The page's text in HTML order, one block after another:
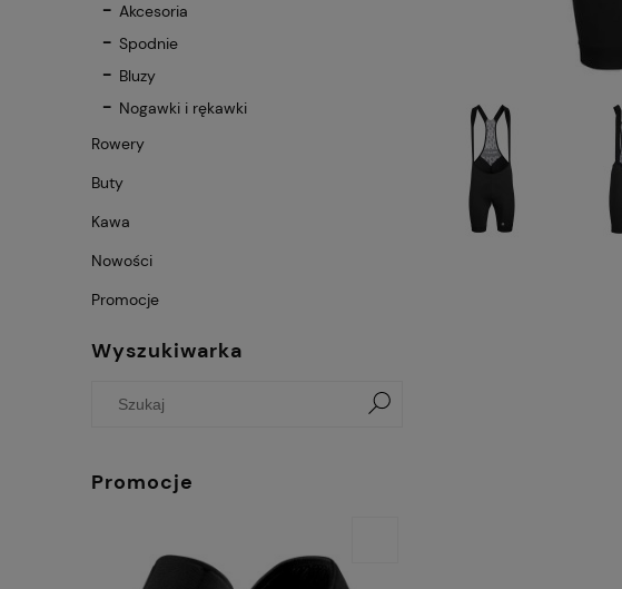
Akcesoria
Spodnie
Bluzy
Nogawki i rękawki
Rowery
Buty
Kawa
Nowości
Promocje
Wyszukiwarka
Promocje